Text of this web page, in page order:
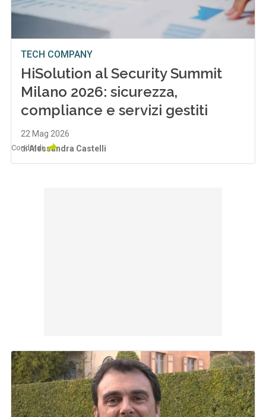
TECH COMPANY
HiSolution al Security Summit
Milano 2026: sicurezza,
compliance e servizi gestiti
22 Mag 2026
diAlessandra Castelli
Condividi